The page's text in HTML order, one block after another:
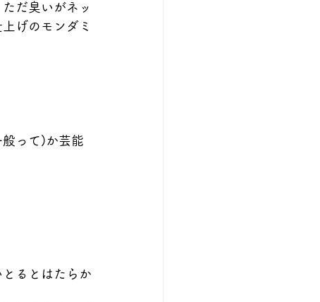
だ臭いがネッ
げのモンダミ
って)か芸能
るとはたらか